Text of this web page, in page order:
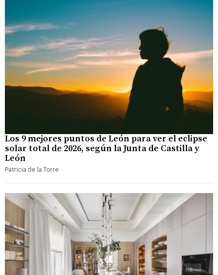
Los 9 mejores puntos de León para ver el eclipse
solar total de 2026, según la Junta de Castilla y
León
Patricia de la Torre